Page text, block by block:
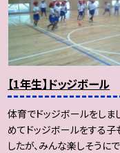
【1年生】ドッジボール
体育でドッジボールをしま
めてドッジボールをする子
したが、みんな楽しそうに